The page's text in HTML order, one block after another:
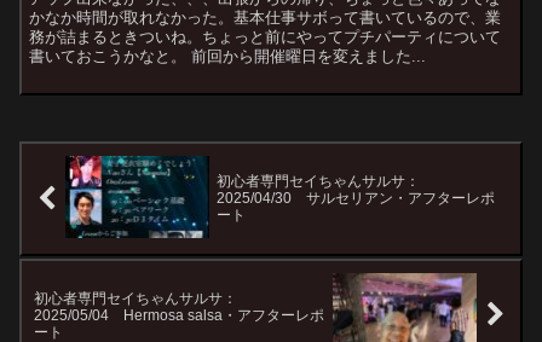
かなか時間が取れなかった。基本仕事サボって書いているので、業
務が詰まるときついね。ちょっと前にやってプチパーティについて
書いておこうかなと。 前回から開催曜日を変えました...
初心者専門セイちゃんサルサ：
2025/04/30 サルセリアン・アフターレポ
ート
初心者専門セイちゃんサルサ：
2025/05/04 Hermosa salsa・アフターレポ
ート